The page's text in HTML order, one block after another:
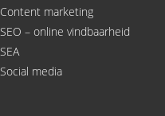
Content marketing
SEO – online vindbaarheid
SEA
Social media